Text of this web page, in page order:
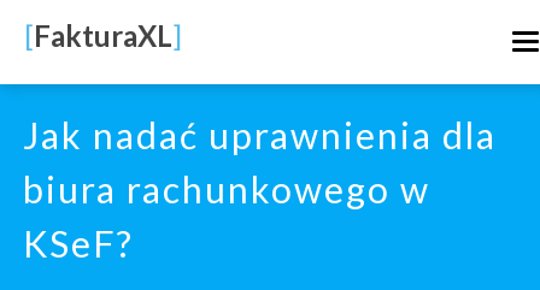
main
content
[FakturaXL]
Jak nadać uprawnienia dla
biura rachunkowego w
KSeF?